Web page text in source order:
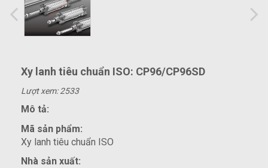
Xy lanh tiêu chuẩn ISO: CP96/CP96SD
Lượt xem: 2533
Mô tả:
Mã sản phẩm:
Xy lanh tiêu chuẩn ISO
Nhà sản xuất: